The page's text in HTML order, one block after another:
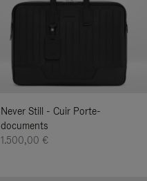
Never Still - Cuir Porte-
documents
1.500,00 €